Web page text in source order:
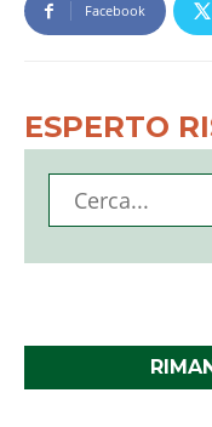
Facebook
ESPERTO